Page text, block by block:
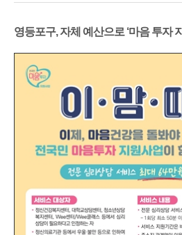
영등포구, 자체 예산으로 ‘마음 투자